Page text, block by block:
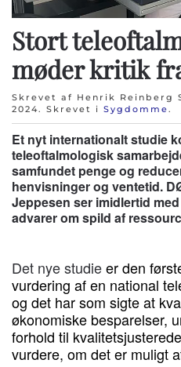
Stort
møder kritik
Skrevet af Henrik Reinberg
2024. Skrevet i Sygdomme .
Et nyt internationalt studie
teleoftalmologisk
samfundet penge og
henvisninger og ventetid.
Jeppesen ser imidlertid
advarer om spild af
Det nye studieer den
vurdering af en national
og det har som sigte at
økonomiske besparelser,
forhold til
vurdere, om det er muligt